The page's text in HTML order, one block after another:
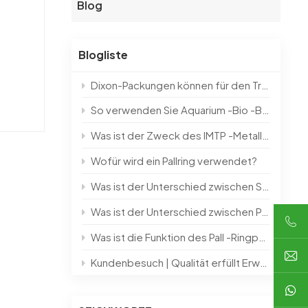
Blog
Blogliste
Dixon-Packungen können für den Trennprozess hochreiner und kleiner Chargenprodukte im Labor verwendet werden
So verwenden Sie Aquarium -Bio -Bälle？？
Was ist der Zweck des IMTP -Metall -Sattelrings?
Wofür wird ein Pallring verwendet?
Was ist der Unterschied zwischen Stützplatte und Buckelunterstützung?
Was ist der Unterschied zwischen Pall -Ringen und Intalox -Sätteln?
Was ist die Funktion des Pall -Ringpackings?
Kundenbesuch | Qualität erfüllt Erwartungen und gestaltet die Zukunft mit Einfallsreichtum
in